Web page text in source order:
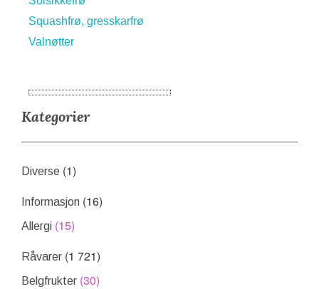
Squashfrø, gresskarfrø
Valnøtter
Kategorier
Diverse (1)
Informasjon (16)
Allergi (15)
Råvarer (1 721)
Belgfrukter (30)